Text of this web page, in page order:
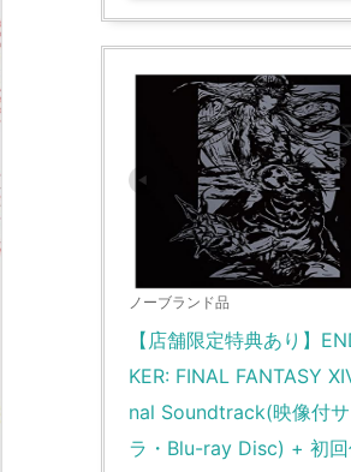
ノーブランド品
【店舗限定特典あり】
KER: FINAL FANTASY
nal Soundtrack(映像付サ
ラ・Blu-ray Disc) + 初